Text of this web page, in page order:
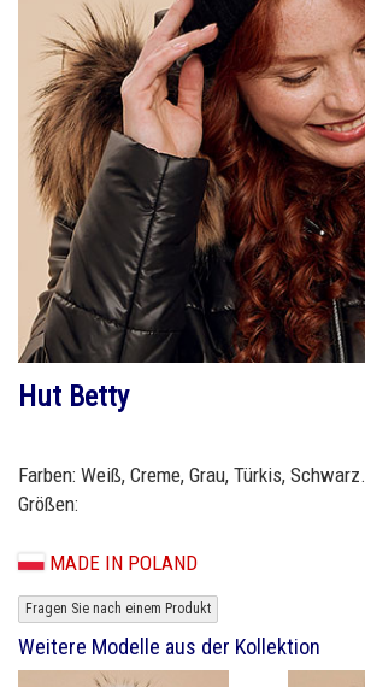
Hut Betty
Farben: Weiß, Creme, Grau, Türkis, Schwarz.
Größen:
MADE IN POLAND
Fragen Sie nach einem Produkt
Weitere Modelle aus der Kollektion